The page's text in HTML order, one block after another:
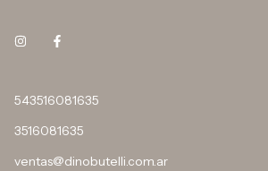
543516081635
3516081635
ventas@dinobutelli.com.ar